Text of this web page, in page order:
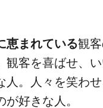
恵まれている観
観客を喜ばせ、
人。人々を笑わ
が好きな人。